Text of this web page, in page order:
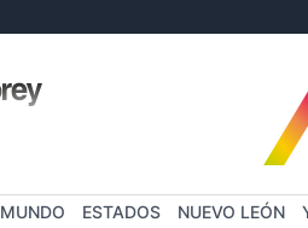
MUNDO ESTADOS NUEVO LEÓN